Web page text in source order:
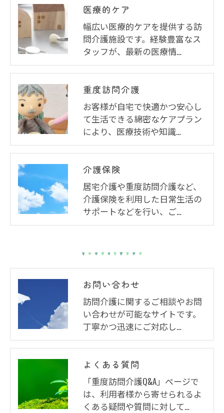
医療的ケア
幅広い医療的ケアを提供する訪
問介護施設です。経験豊富なス
タッフが、最新の医療情…
重度訪問介護
お客様が自宅で快適かつ安心し
て生活できる綿密なケアプラン
により、医療技術や知識…
介護保険
居宅介護や重度訪問介護など、
介護保険を利用した日常生活の
サポートなどを行い、ご…
お問い合わせ
訪問介護に関するご相談やお問
い合わせが可能なサイトです。
丁寧かつ迅速にご対応し…
よくある質問
「重度訪問介護Q&A」ページで
は、利用者様から寄せられるよ
くある疑問や質問に対して…